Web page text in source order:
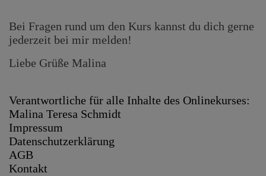
Bei Fragen rund um den Kurs kannst du dich gerne
jederzeit bei mir melden!
Liebe Grüße Malina
Verantwortliche für alle Inhalte des Onlinekurses:
Malina Teresa Schmidt
Impressum
Datenschutzerklärung
AGB
Kontakt